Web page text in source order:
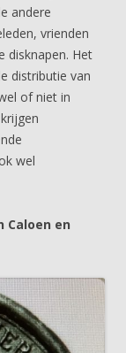
andere
vrienden
disknapen. Het
distributie van
of niet in
wel
Caloen en